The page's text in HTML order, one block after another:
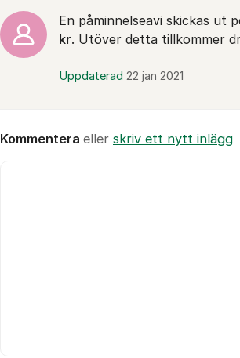
En påminnelseavi skickas ut
kr. Utöver detta tillkommer
Uppdaterad 22 jan 2021
Kommentera eller skriv ett nytt inlägg